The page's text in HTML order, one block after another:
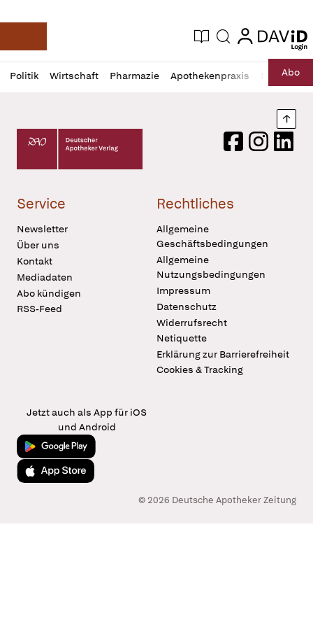
Deutsche Apotheker Zeitung
Aktuelle Ausgabe
Suche login
login
Politik Wirtschaft Pharmazie Apothekenpraxis RechtAbo
Profil
öffnen
Daz
Pur
Deutscher Apotheker Verlag Logo
FacebookInstagram
Service
Newsletter
Über uns
Kontakt
Mediadaten
Abo kündigen
RSS-Feed
Rechtliches
Allgemeine
Geschäftsbedingungen
Allgemeine
Nutzungsbedingungen
Impressum
Datenschutz
Widerrufsrecht
Netiquette
Erklärung zur Barrierefreiheit
Cookies & Tracking
Jetzt auch als App für iOS
und Android
Jetzt bei Google Play
Laden im App Store
© 2026 Deutsche Apotheker Zeitung